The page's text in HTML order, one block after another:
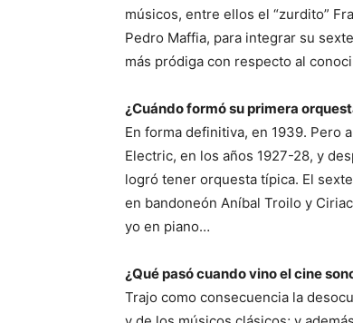
músicos, entre ellos el “zurdito”
Pedro Maffia, para integrar su
más pródiga con respecto al
¿Cuándo formó su primera
En forma definitiva, en 1939. Pero
Electric, en los años 1927-28, y
logró tener orquesta típica. El
en bandoneón Aníbal Troilo y
yo en piano…
¿Qué pasó cuando vino el cine
Trajo como consecuencia la